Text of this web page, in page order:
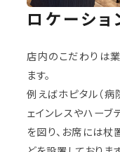
ロケーショ
店内のこだわりは
ます。
例えばホピタル（病
ェインレスやハーブ
を図り、お席には